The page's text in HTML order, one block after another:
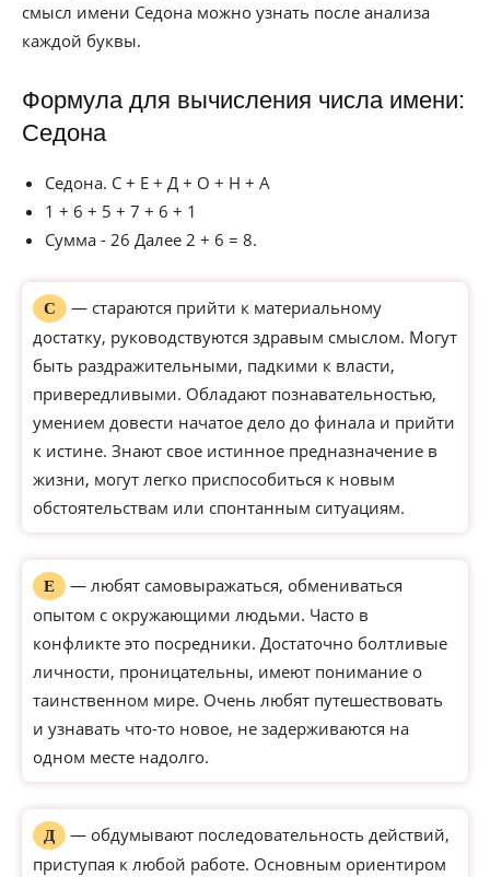
смысл имени Седона можно узнать после анализа
каждой буквы.
Формула для вычисления числа имени:
Седона
Седона. С + Е + Д + О + Н + А
1 + 6 + 5 + 7 + 6 + 1
Сумма - 26 Далее 2 + 6 = 8.
С
— стараются прийти к материальному
достатку, руководствуются здравым смыслом. Могут
быть раздражительными, падкими к власти,
привередливыми. Обладают познавательностью,
умением довести начатое дело до финала и прийти
к истине. Знают свое истинное предназначение в
жизни, могут легко приспособиться к новым
обстоятельствам или спонтанным ситуациям.
Е
— любят самовыражаться, обмениваться
опытом с окружающими людьми. Часто в
конфликте это посредники. Достаточно болтливые
личности, проницательны, имеют понимание о
таинственном мире. Очень любят путешествовать
и узнавать что-то новое, не задерживаются на
одном месте надолго.
Д
— обдумывают последовательность действий,
приступая к любой работе. Основным ориентиром